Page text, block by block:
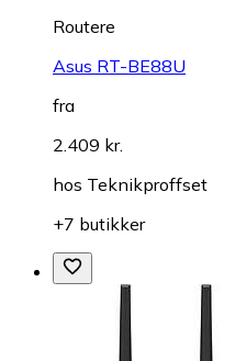
Routere
Asus RT-BE88U
fra
2.409 kr.
hos Teknikproffset
+7 butikker